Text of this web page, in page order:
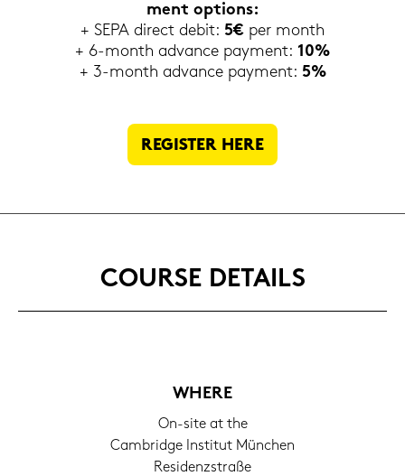
ment op­ti­ons:
+ SEPA di­rect debit: 5€ per month
+ 6-​month ad­van­ce pa­y­ment: 10%
+ 3-​month ad­van­ce pa­y­ment: 5%
RE­GIS­TER HERE
COUR­SE DE­TAILS
WHERE
On-​site at the
Cam­bridge In­sti­tut Mün­chen
Re­si­denz­stra­ße